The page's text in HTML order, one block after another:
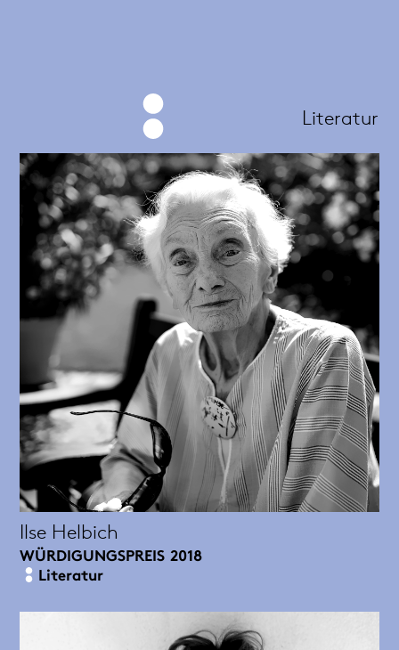
Literatur
Ilse Helbich
WÜRDIGUNGSPREIS 2018
Literatur